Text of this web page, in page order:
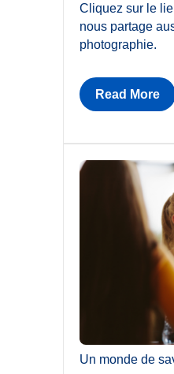
Cliquez sur le
nous partage
photographie.
Read More
Un monde de